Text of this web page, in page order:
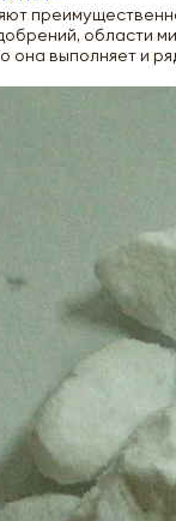
области
она выполняет и